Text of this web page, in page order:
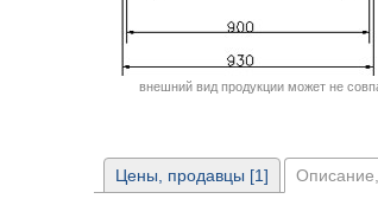
внешний вид продукции может не
Цены, продавцы [1] Описание,